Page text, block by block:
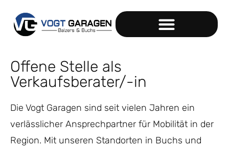
Offene Stelle als
Verkaufsberater/-in
Die Vogt Garagen sind seit vielen Jahren ein
verlässlicher Ansprechpartner für Mobilität in der
Region. Mit unseren Standorten in Buchs und